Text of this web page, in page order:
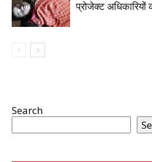
प्रोजेक्ट अधिकारियों
Search